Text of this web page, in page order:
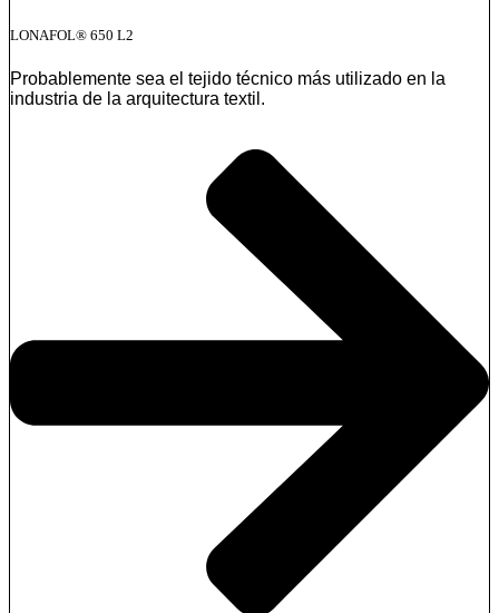
LONAFOL® 650 L2
Probablemente sea el tejido técnico más utilizado en la
industria de la arquitectura textil.